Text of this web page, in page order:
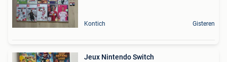
Kontich Gisteren
Jeux Nintendo Switch